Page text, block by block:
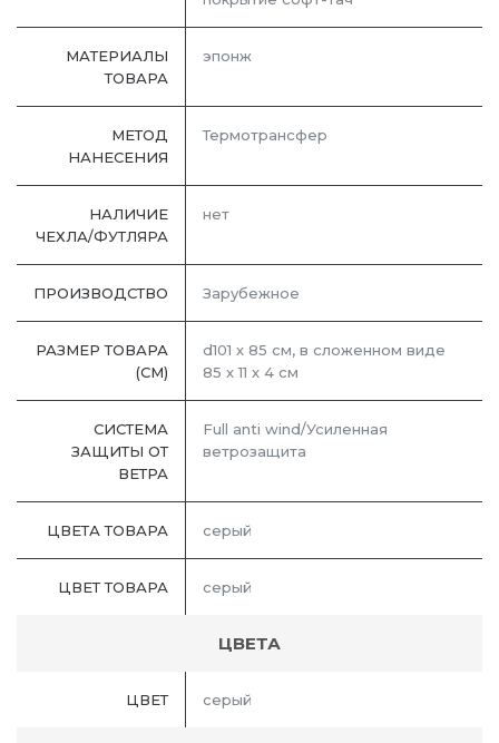
МАТЕРИАЛЫ
ТОВАРА
эпонж
МЕТОД
НАНЕСЕНИЯ
Термотрансфер
НАЛИЧИЕ
ЧЕХЛА/ФУТЛЯРА
нет
ПРОИЗВОДСТВО Зарубежное
РАЗМЕР ТОВАРА
(СМ)
d101 х 85 см, в сложенном виде
85 х 11 х 4 см
СИСТЕМА
ЗАЩИТЫ ОТ
ВЕТРА
Full anti wind/Усиленная
ветрозащита
ЦВЕТА ТОВАРА серый
ЦВЕТ ТОВАРА серый
ЦВЕТА
ЦВЕТ серый